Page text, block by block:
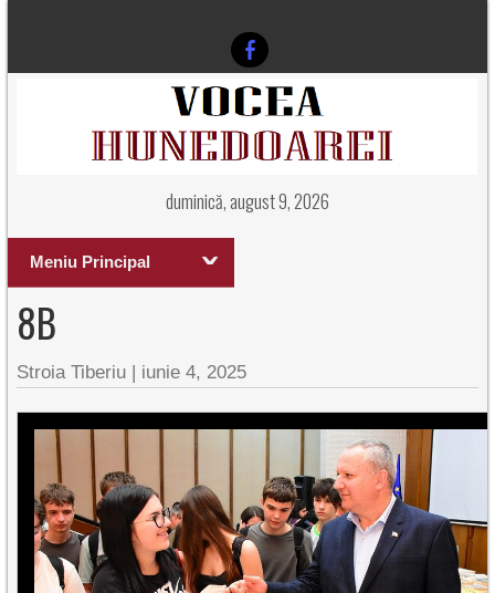
duminică, august 9, 2026
Meniu Principal
8B
Stroia Tiberiu | iunie 4, 2025